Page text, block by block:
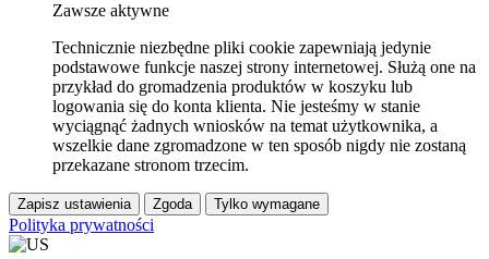
Zawsze aktywne
Technicznie niezbędne pliki cookie zapewniają jedynie
podstawowe funkcje naszej strony internetowej. Służą one na
przykład do gromadzenia produktów w koszyku lub
logowania się do konta klienta. Nie jesteśmy w stanie
wyciągnąć żadnych wniosków na temat użytkownika, a
wszelkie dane zgromadzone w ten sposób nigdy nie zostaną
przekazane stronom trzecim.
Zapisz ustawienia Zgoda Tylko wymagane
Polityka prywatności